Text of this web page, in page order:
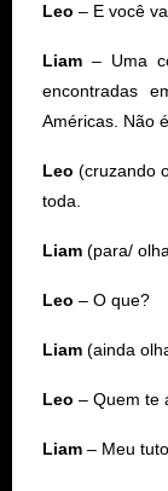
Leo – E você
Liam – Uma
encontradas
Américas. Não
Leo (cruzando
toda.
Liam (para/
Leo – O que?
Liam (ainda
Leo – Quem te
Liam – Meu